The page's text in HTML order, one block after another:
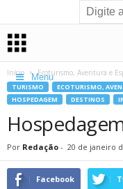
Menu
Início Ecoturismo, Aventura e
TURISMO ECOTURISMO,
HOSPEDAGEM
DESTINOS
Por Redação - 20 de janeiro
Facebook